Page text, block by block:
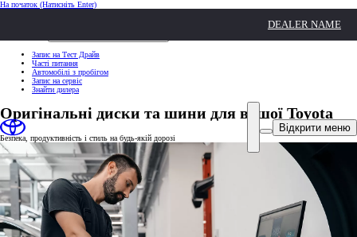
На початок (Натисніть Enter)
DEALER NAME
Запис на Тест Драйв
Часті питання
Автомобілі з пробігом
Запис на сервіс
Знайти дилера
Відкрити меню
Оригінальні диски та шини для вашої Toyota
Безпека, продуктивність і стиль на будь-якій дорозі